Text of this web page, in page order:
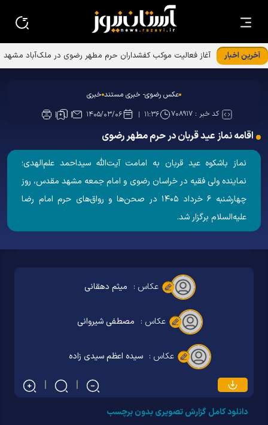
آخرین اخبار
عکس رضوی- خبری مستند خبری
کد خبر :۷۰۸۹۱۷ ۱۱:۳۶ ۱۴۰۵/۰۳/۰۶
اقامه نماز عید قربان در حرم مطهر رضوی
نماز باشکوه عید قربان به امامت آیت‌الله سیداحمد علم‌الهدی؛
نماینده ولی فقیه در خراسان رضوی و امام جمعه مشهد مقدس، روز
چهارشنبه ۶ خرداد ۱۴۰۵ در صحن‌ها و رواق‌های حرم امام رضا
علیه‌السلام برگزار شد.
عکاس : میثم دهقانی
عکاس : مصطفی شیروانی
عکاس : سیده اعظم سیدی زاده
دانلود کامل گزارش تصویری بدون برچسب